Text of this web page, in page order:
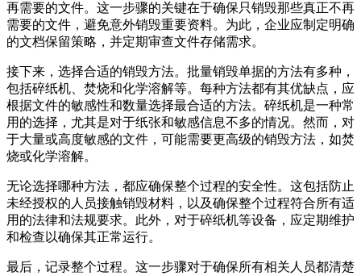
再需要的文件。这一步骤的关键在于确保只销毁那些真正不再
需要的文件，避免意外销毁重要资料。为此，企业应制定明确
的文档保留策略，并定期审查文件存储需求。
接下来，选择合适的销毁方法。批量销毁单据的方法有多种，
包括碎纸机、焚烧和化学溶解等。每种方法都有其优缺点，应
根据文件的敏感性和数量选择最合适的方法。碎纸机是一种常
用的选择，尤其是对于纸张和敏感信息不多的情况。然而，对
于大量或高度敏感的文件，可能需要更高级的销毁方法，如焚
烧或化学溶解。
无论选择哪种方法，都应确保整个过程的安全性。这包括防止
未经授权的人员接触销毁材料，以及确保整个过程符合所有适
用的法律和法规要求。此外，对于碎纸机等设备，应定期维护
和检查以确保其正常运行。
最后，记录整个过程。这一步骤对于确保所有相关人员都清楚